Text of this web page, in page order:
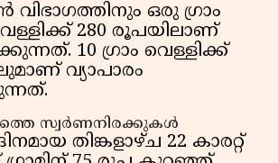
വിഭാഗത്തിനും ഒരു ഗ്രാം
280 രൂപയിലാണ്
10 ഗ്രാം വെള്ളിക്ക്
വ്യാപാരം
സ്വർണനിരക്കുകൾ
തിങ്കളാഴ്ച 22 കാരറ്റ്